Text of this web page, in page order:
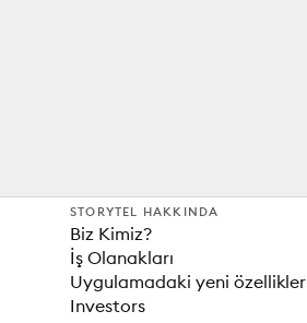
STORYTEL HAKKINDA
Biz Kimiz?
İş Olanakları
Uygulamadaki yeni özellikler
Investors